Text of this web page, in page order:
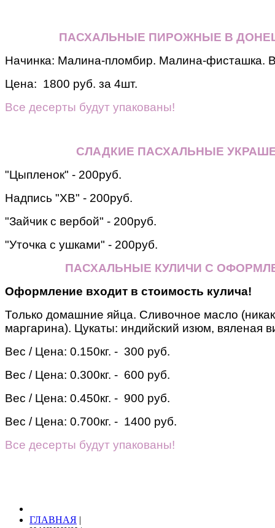
ПАСХАЛЬНЫЕ ПИРОЖНЫЕ В
Начинка: Малина-пломбир. Малина-фисташка.
Цена: 1800 руб. за 4шт.
Все десерты будут упакованы!
СЛАДКИЕ ПАСХАЛЬНЫЕ
"Цыпленок" - 200руб.
Надпись "ХВ" - 200руб.
"Зайчик с вербой" - 200руб.
"Уточка с ушками" - 200руб.
ПАСХАЛЬНЫЕ КУЛИЧИ С
Оформление входит в стоимость кулича!
Только домашние яйца. Сливочное масло
маргарина). Цукаты: индийский изюм, вяленая
Вес / Цена: 0.150кг. - 300 руб.
Вес / Цена: 0.300кг. - 600 руб.
Вес / Цена: 0.450кг. - 900 руб.
Вес / Цена: 0.700кг. - 1400 руб.
Все десерты будут упакованы!
ГЛАВНАЯ |